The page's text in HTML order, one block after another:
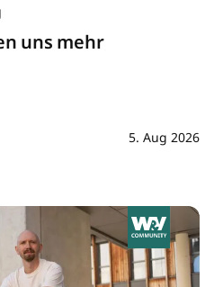
uns mehr
5. Aug 2026